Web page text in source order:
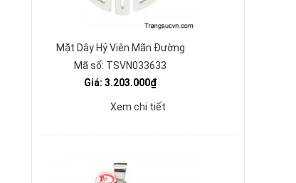
Mặt Dây Hỷ Viên Mãn Đường
Mã số: TSVN033633
Giá: 3.203.000₫
Xem chi tiết